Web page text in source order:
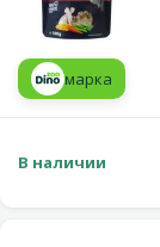
марка
В наличии